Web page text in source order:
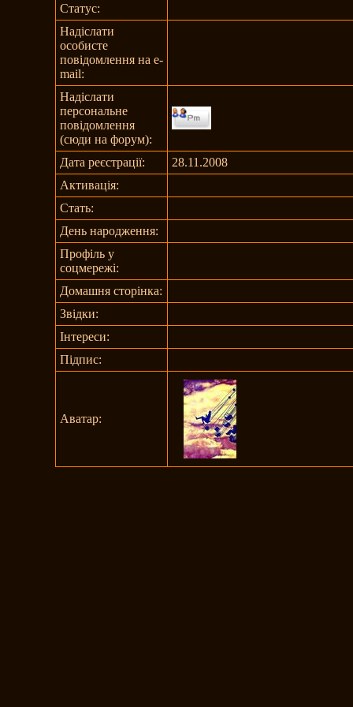
Статус:
Надіслати
особисте
повідомлення на e-
mail:
Надіслати
персональне
повідомлення
(сюди на форум):
Дата реєстрації:
28.11.2008
Активація:
Стать:
День народження:
Профіль у
соцмережі:
Домашня сторінка:
Звідки:
Інтереси:
Підпис:
Аватар: